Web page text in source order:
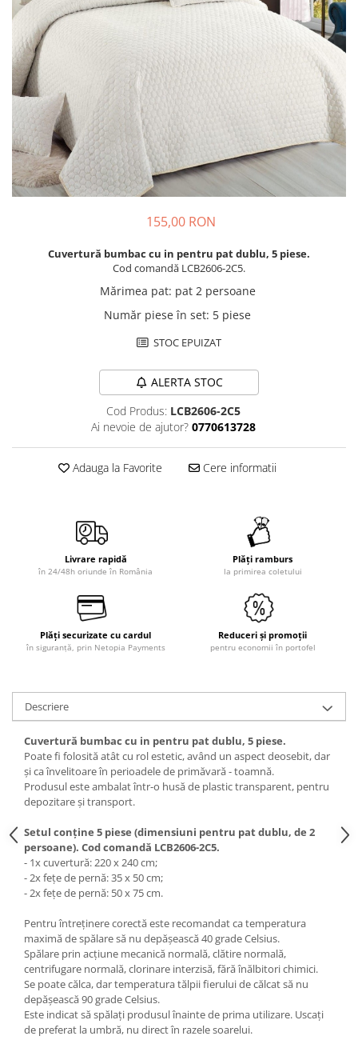
Cuverturi bumbac
Cuverturi catifea
Huse de protecție
Huse de protectie pat finet
Huse de protecție scaun
Prosoape
Prosoape de baie
Electrocasnice
Cântare electronice
155,00 RON
Cuvertură bumbac cu in pentru pat dublu, 5 piese.
Cod comandă LCB2606-2C5.
Mărimea pat: pat 2 persoane
Număr piese în set: 5 piese
STOC EPUIZAT
ALERTA STOC
Cod Produs: LCB2606-2C5
Ai nevoie de ajutor? 0770613728
Adauga la Favorite Cere informatii
Livrare rapidă
în 24/48h oriunde în România
Plăți ramburs
la primirea coletului
Plăți securizate cu cardul
în siguranță, prin Netopia Payments
Reduceri și promoții
pentru economii în portofel
Descriere
Cuvertură bumbac cu in pentru pat dublu, 5 piese.
Poate fi folosită atât cu rol estetic, având un aspect deosebit, dar
și ca învelitoare în perioadele de primăvară - toamnă.
Produsul este ambalat într-o husă de plastic transparent, pentru
depozitare și transport.
Setul conține 5 piese (dimensiuni pentru pat dublu, de 2
persoane). Cod comandă LCB2606-2C5.
- 1x cuvertură: 220 x 240 cm;
- 2x fețe de pernă: 35 x 50 cm;
- 2x fețe de pernă: 50 x 75 cm.
Pentru întreținere corectă este recomandat ca temperatura
maximă de spălare să nu depășească 40 grade Celsius.
Spălare prin acțiune mecanică normală, clătire normală,
centrifugare normală, clorinare interzisă, fără înălbitori chimici.
Se poate călca, dar temperatura tălpii fierului de călcat să nu
depășească 90 grade Celsius.
Este indicat să spălați produsul înainte de prima utilizare. Uscați
de preferat la umbră, nu direct în razele soarelui.